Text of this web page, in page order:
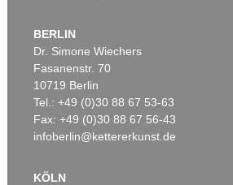
BERLIN
Dr. Simone Wiechers
Fasanenstr. 70
10719 Berlin
Tel.: +49 (0)30 88 67 53-63
Fax: +49 (0)30 88 67 56-43
infoberlin@kettererkunst.de
KÖLN